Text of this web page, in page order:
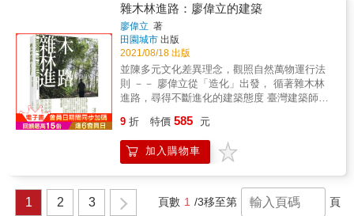
休士頓警察學校、台大醫院國際會議中心、 清
華大學動力機械工程學系新工程一館、台南天
主教學生活動中心等， 也都是朱鈞以極簡的形
式來滿足與實踐人的需求。 思考著人與空間最
和諧的關係，是他身為建築師的使命。 & 退而
不休的藝術老頑童 七十歲的朱鈞，以藝術家身
分出道，以他獨具一格的藝術觀，開啟第二段
舉辦展覽，見證了其創作動能豐沛。 頭銜已
換，但朱鈞的創作初衷依舊是對人的關懷，比
起「我」要創作什麼， 他更關注自己的作品如
創作不是目的，作品不是終點，而是反映他思
維的一種示範。 建築、藝術、生活，乃至人
雜木林進路：廖偉立的建築
廖偉立 著
田園城市 出版
2021/08/18 出版
並陳多元文化差異理念，觀照自然萬物運行法
則 －－ 廖偉立從「造化」出發， 循著雜木林
進路，尋得不斷進化的建築態度 臺灣建築師廖
顯現出一股「造化」的能量，亦是一種永無止
息尋找「關係」並且不斷發展「變奏」可能的
過程，企圖在新／舊的混合與聯結、建築／自
合能量。 本書以「雜木林進路」為題，紙上展
陳廖偉立近年九件代表性作品，並集結臺灣當
9 折 特價 585 元
加入購物車
1 2 3 頁數 1 /3移至第 頁